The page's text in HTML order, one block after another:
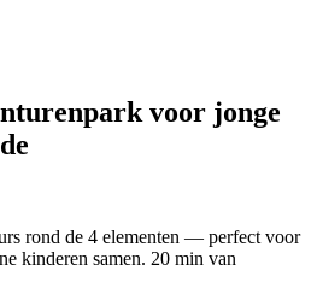
voor jonge
rond de 4 elementen — perfect voor
kinderen samen. 20 min van